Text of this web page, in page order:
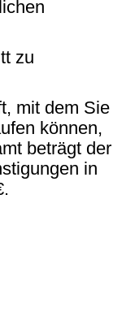
zu
mit dem Sie
können,
beträgt der
in